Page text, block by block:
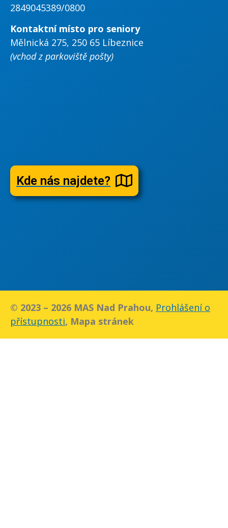
2849045389/0800
Kontaktní místo pro seniory
Mělnická 275, 250 65 Líbeznice
(vchod z parkoviště pošty)
Kde nás najdete?
© 2023 – 2026 MAS Nad Prahou, Prohlášení o
přístupnosti, Mapa stránek